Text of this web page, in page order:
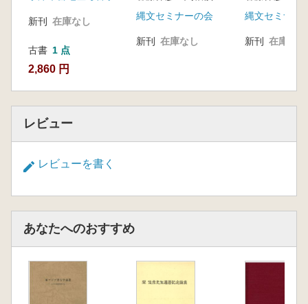
新刊 在庫なし
古書 1 点
2,860 円
縄文セミナーの会
新刊 在庫なし
縄文セミナー
新刊 在庫なし
レビュー
レビューを書く
あなたへのおすすめ